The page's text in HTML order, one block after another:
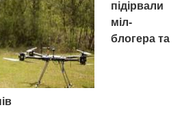
підірвали
міл-
блогера та